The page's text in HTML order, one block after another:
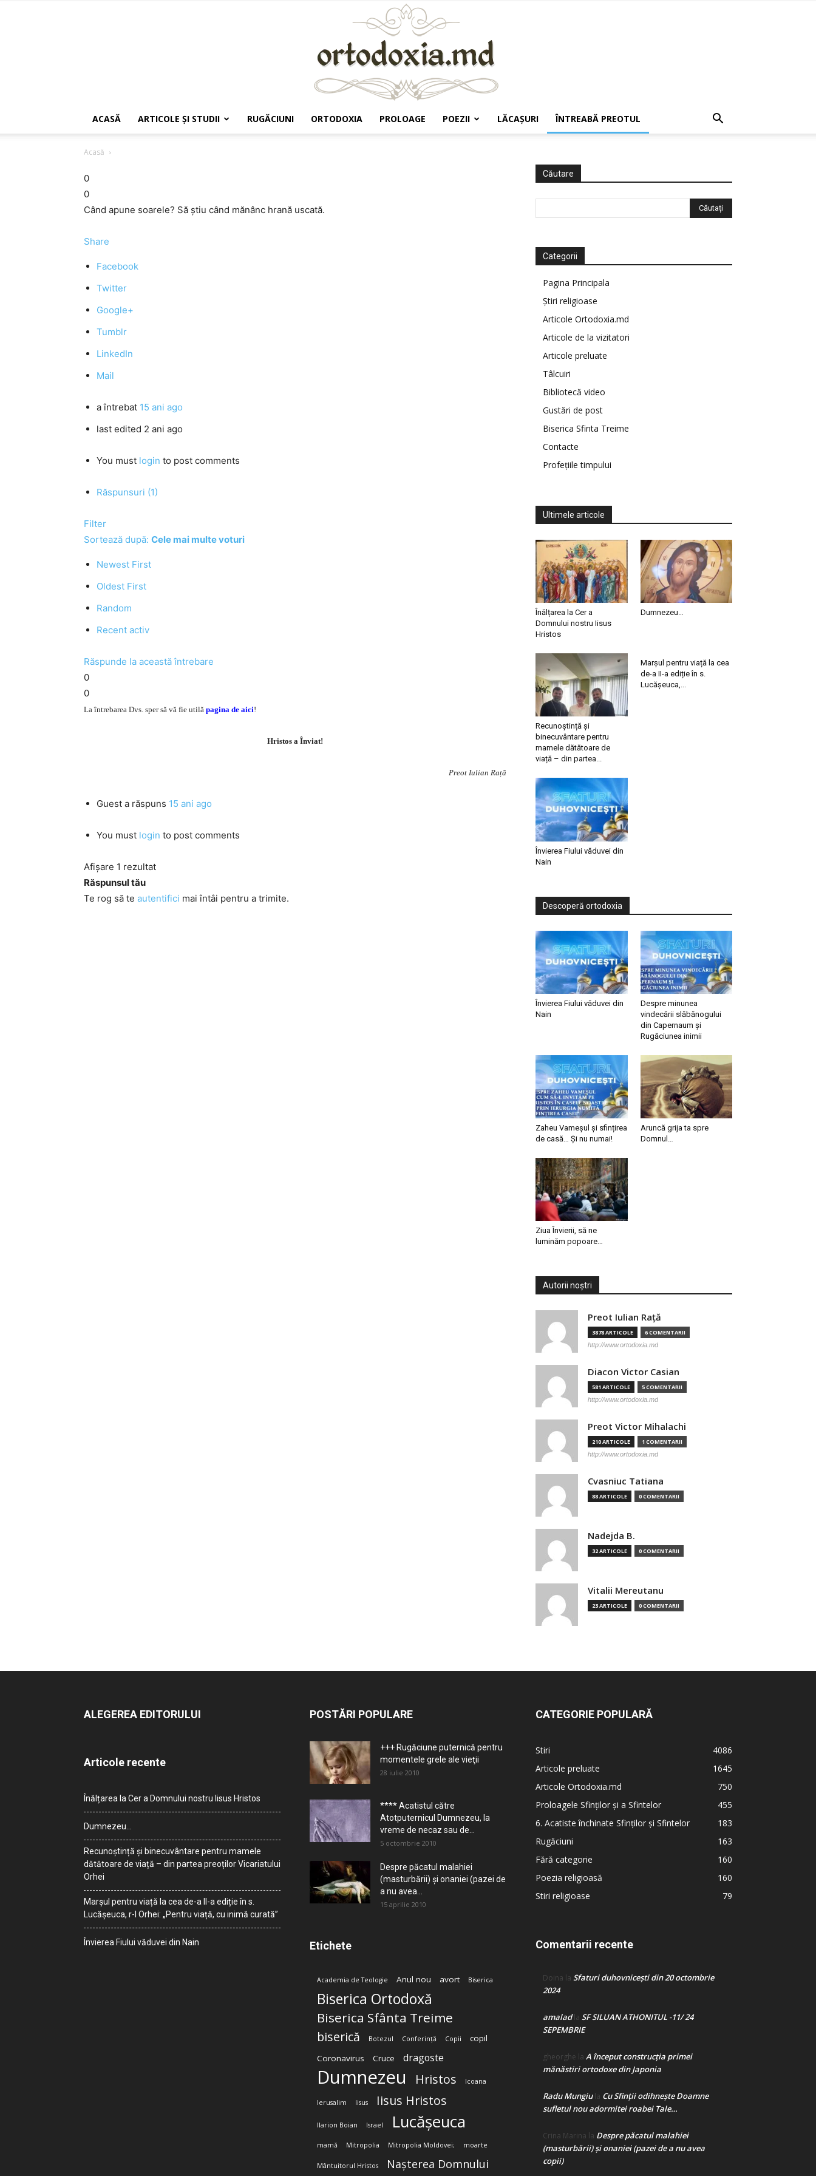
ACASĂ ARTICOLE ŞI STUDII RUGĂCIUNI ORTODOXIA PROLOAGE POEZII LĂCAŞURI ÎNTREABĂ PREOTUL
Acasă
0
0
Când apune soarele? Să știu când mănânc hrană uscată.
Share
Facebook
Twitter
Google+
Tumblr
LinkedIn
Mail
a întrebat 15 ani ago
last edited 2 ani ago
You must login to post comments
Răspunsuri (1)
Filter
Sortează după: Cele mai multe voturi
Newest First
Oldest First
Random
Recent activ
Răspunde la această întrebare
0
0
La întrebarea Dvs. sper să vă fie utilă pagina de aici!
Hristos a Înviat!
Preot Iulian Rață
Guest a răspuns 15 ani ago
You must login to post comments
Afișare 1 rezultat
Răspunsul tău
Te rog să te autentifici mai întâi pentru a trimite.
Căutare
Categorii
Pagina Principala
Știri religioase
Articole Ortodoxia.md
Articole de la vizitatori
Articole preluate
Tâlcuiri
Bibliotecă video
Gustări de post
Biserica Sfinta Treime
Contacte
Profețiile timpului
Ultimele articole
Înălțarea la Cer a
Domnului nostru Iisus
Hristos
Dumnezeu…
Recunoștință și
binecuvântare pentru
mamele dătătoare de
viață – din partea...
Marșul pentru viață la cea
de-a II-a ediție în s.
Lucășeuca,...
Învierea Fiului văduvei din
Nain
Descoperă ortodoxia
Învierea Fiului văduvei din
Nain
Despre minunea
vindecării slăbănogului
din Capernaum și
Rugăciunea inimii
Zaheu Vameșul și sfințirea
de casă… Și nu numai!
Aruncă grija ta spre
Domnul…
Ziua Învierii, să ne
luminăm popoare…
Autorii noștri
Preot Iulian Raţă
3878 ARTICOLE 6 COMENTARII
http://www.ortodoxia.md
Diacon Victor Casian
581 ARTICOLE 5 COMENTARII
http://www.ortodoxia.md
Preot Victor Mihalachi
210 ARTICOLE 1 COMENTARII
http://www.ortodoxia.md
Cvasniuc Tatiana
88 ARTICOLE 0 COMENTARII
Nadejda B.
32 ARTICOLE 0 COMENTARII
Vitalii Mereutanu
23 ARTICOLE 0 COMENTARII
ALEGEREA EDITORULUI
Articole recente
Înălțarea la Cer a Domnului nostru Iisus Hristos
Dumnezeu…
Recunoștință și binecuvântare pentru mamele
dătătoare de viață – din partea preoților Vicariatului
Orhei
Marșul pentru viață la cea de-a II-a ediție în s.
Lucășeuca, r-l Orhei: „Pentru viață, cu inimă curată”
Învierea Fiului văduvei din Nain
POSTĂRI POPULARE
+++ Rugăciune puternică pentru
momentele grele ale vieţii
28 iulie 2010
**** Acatistul către
Atotputernicul Dumnezeu, la
vreme de necaz sau de...
5 octombrie 2010
Despre păcatul malahiei
(masturbării) şi onaniei (pazei de
a nu avea...
15 aprilie 2010
Etichete
Academia de Teologie Anul nou avort Biserica
Biserica Ortodoxă
Biserica Sfânta Treime
biserică Botezul Conferință Copii
copil
Coronavirus
Cruce dragoste
Dumnezeu Hristos Icoana
Ierusalim Iisus Iisus Hristos
Ilarion Boian Israel Lucășeuca
mamă Mitropolia Mitropolia Moldovei; moarte
Mântuitorul Hristos Nașterea Domnului
CATEGORIE POPULARĂ
Stiri
4086
Articole preluate
1645
Articole Ortodoxia.md
750
Proloagele Sfinților și a Sfintelor
455
6. Acatiste închinate Sfinților și Sfintelor
183
Rugăciuni
163
Fără categorie
160
Poezia religioasă
160
Stiri religioase
79
Comentarii recente
Doina la Sfaturi duhovnicești din 20 octombrie
2024
amaladla SF SILUAN ATHONITUL -11/ 24
SEPEMBRIE
gheorghe la A început construcţia primei
mănăstiri ortodoxe din Japonia
Radu Mungiula Cu Sfinții odihnește Doamne
sufletul nou adormitei roabei Tale…
Crina Marina la Despre păcatul malahiei
(masturbării) şi onaniei (pazei de a nu avea
copii)